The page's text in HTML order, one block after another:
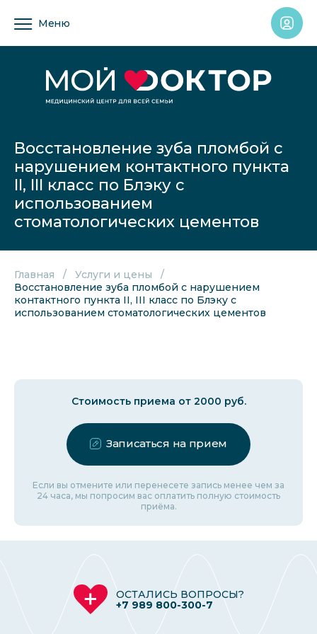
Меню
Восстановление зуба пломбой с
нарушением контактного пункта
II, III класс по Блэку с
использованием
стоматологических цементов
Главная
Услуги и цены
Восстановление зуба пломбой с нарушением
контактного пункта II, III класс по Блэку с
использованием стоматологических цементов
Стоимость приема от 2000 руб.
Записаться на прием
Если вы отмените или перенесете запись менее чем за
24 часа, мы попросим вас оплатить полную стоимость
приёма.
ОСТАЛИСЬ ВОПРОСЫ?
+7 989 800-300-7